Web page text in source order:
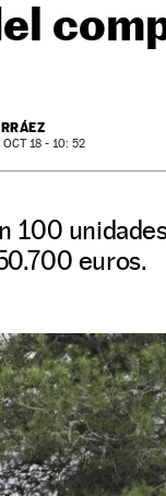
OCT 18 - 10: 52
100
euros.